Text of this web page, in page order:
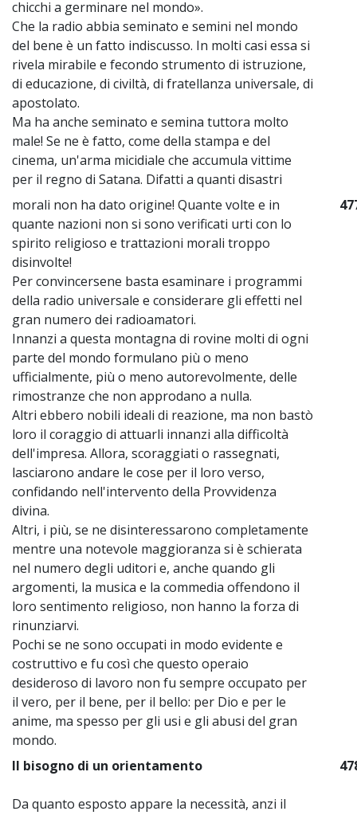
chicchi a germinare nel mondo».
Che la radio abbia seminato e semini nel mondo
del bene è un fatto indiscusso. In molti casi essa si
rivela mirabile e fecondo strumento di istruzione,
di educazione, di civiltà, di fratellanza universale, di
apostolato.
Ma ha anche seminato e semina tuttora molto
male! Se ne è fatto, come della stampa e del
cinema, un'arma micidiale che accumula vittime
per il regno di Satana. Difatti a quanti disastri
morali non ha dato origine! Quante volte e in
quante nazioni non si sono verificati urti con lo
spirito religioso e trattazioni morali troppo
disinvolte!
Per convincersene basta esaminare i programmi
della radio universale e considerare gli effetti nel
gran numero dei radioamatori.
Innanzi a questa montagna di rovine molti di ogni
parte del mondo formulano più o meno
ufficialmente, più o meno autorevolmente, delle
rimostranze che non approdano a nulla.
Altri ebbero nobili ideali di reazione, ma non bastò
loro il coraggio di attuarli innanzi alla difficoltà
dell'impresa. Allora, scoraggiati o rassegnati,
lasciarono andare le cose per il loro verso,
confidando nell'intervento della Provvidenza
divina.
Altri, i più, se ne disinteressarono completamente
mentre una notevole maggioranza si è schierata
nel numero degli uditori e, anche quando gli
argomenti, la musica e la commedia offendono il
loro sentimento religioso, non hanno la forza di
rinunziarvi.
Pochi se ne sono occupati in modo evidente e
costruttivo e fu così che questo operaio
desideroso di lavoro non fu sempre occupato per
il vero, per il bene, per il bello: per Dio e per le
anime, ma spesso per gli usi e gli abusi del gran
mondo.
Il bisogno di un orientamento
Da quanto esposto appare la necessità, anzi il